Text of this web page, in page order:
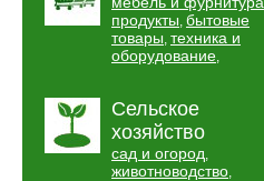
продукты, бытовые
товары, техника и
оборудование,
Сельское
хозяйство
сад и огород,
животноводство,